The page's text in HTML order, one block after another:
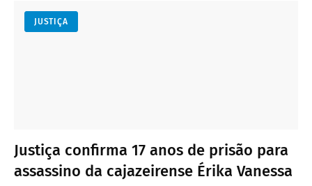
JUSTIÇA
Justiça confirma 17 anos de prisão para
assassino da cajazeirense Érika Vanessa